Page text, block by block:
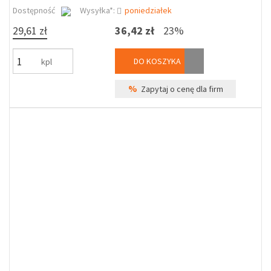
Dostępność
Wysyłka*: poniedziałek
29,61 zł
kpl
36,42 zł 23%
DO KOSZYKA
% Zapytaj o cenę dla firm